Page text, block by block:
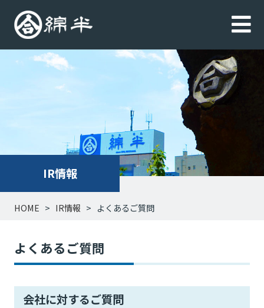
IR情報
HOME IR情報 よくあるご質問
よくあるご質問
会社に対するご質問